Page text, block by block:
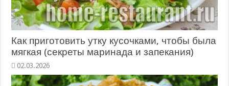
Как приготовить утку кусочками, чтобы была
мягкая (секреты маринада и запекания)
02.03.2026